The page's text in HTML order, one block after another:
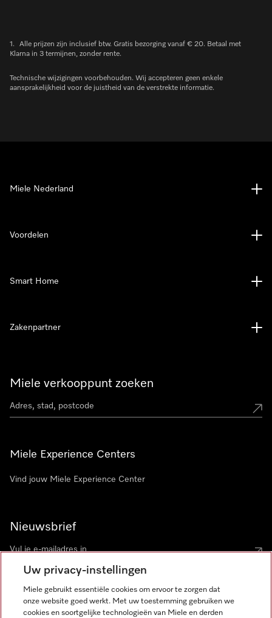
1.
Alle prijzen zijn inclusief btw. Gratis bezorging vanaf € 20. Betaal met
Klarna in 3 termijnen, zonder rente.
Technische wijzigingen voorbehouden. Wij accepteren geen enkele
aansprakelijkheid voor de juistheid van de verstrekte informatie.
Miele verkooppunt zoeken
Miele Experience Centers
Vind jouw Miele Experience Center
Nieuwsbrief
Miele Nederland
Voordelen
Smart Home
Zakenpartner
Uw privacy-instellingen
Miele gebruikt essentiële cookies om ervoor te zorgen dat
onze website goed werkt. Met uw toestemming gebruiken we
cookies en soortgelijke technologieën van Miele en derden